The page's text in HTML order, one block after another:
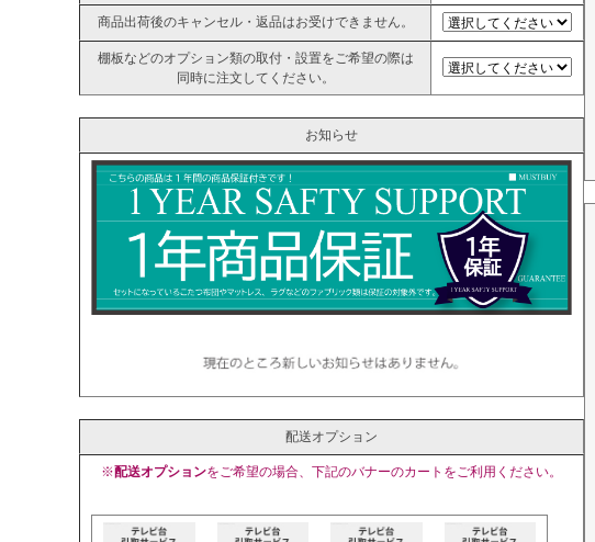
商品出荷後のキャンセル・返品はお受けできません。
棚板などのオプション類の取付・設置をご希望の際は
同時に注文してください。
お知らせ
配送オプション
※配送オプションをご希望の場合、下記のバナーのカートをご利用ください。